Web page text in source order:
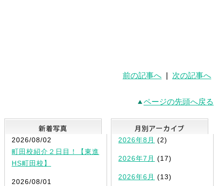
前の記事へ 次の記事へ
ページの先頭へ戻る
新着写真
2026/08/02
町田校紹介２日目！【東進
HS町田校】
2026/08/01
2026年8月 (2)
2026年7月 (17)
2026年6月 (13)